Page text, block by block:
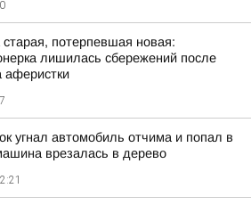
потерпевшая новая:
лишилась сбережений после
аферистки
угнал автомобиль отчима и попал в
врезалась в дерево